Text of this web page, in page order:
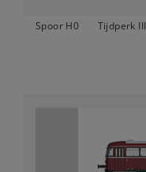
Spoor H0 Tijdperk III